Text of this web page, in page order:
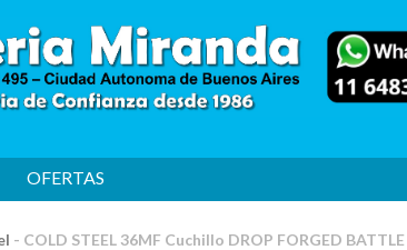
OFERTAS
- COLD STEEL 36MF Cuchillo DROP FORGED